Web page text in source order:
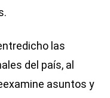
las
del país, al
asuntos y